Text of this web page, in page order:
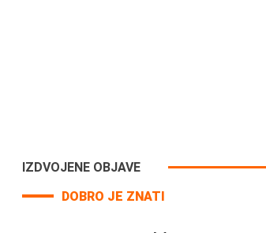
IZDVOJENE OBJAVE
DOBRO JE ZNATI